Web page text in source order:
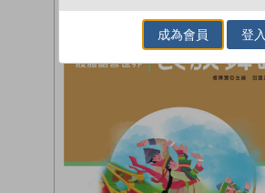
成為會員 登入